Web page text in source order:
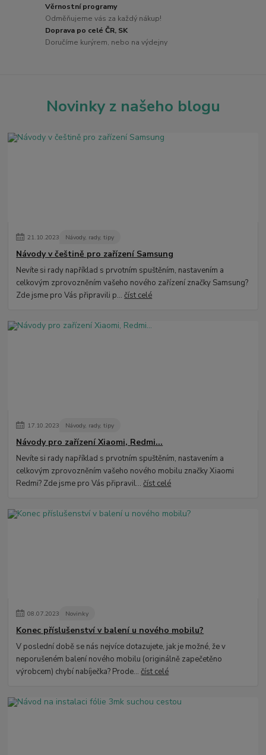
Věrnostní programy
Odměňujeme vás za každý nákup!
Doprava po celé ČR, SK
Doručíme kurýrem, nebo na výdejny
Novinky z našeho blogu
21.10.2023 Návody, rady, tipy
Návody v češtině pro zařízení Samsung
Nevíte si rady například s prvotním spuštěním, nastavením a
celkovým zprovozněním vašeho nového zařízení značky Samsung?
Zde jsme pro Vás připravili p...číst celé
17.10.2023 Návody, rady, tipy
Návody pro zařízení Xiaomi, Redmi...
Nevíte si rady například s prvotním spuštěním, nastavením a
celkovým zprovozněním vašeho nového mobilu značky Xiaomi
Redmi? Zde jsme pro Vás připravil...číst celé
08.07.2023 Novinky
Konec příslušenství v balení u nového mobilu?
V poslední době se nás nejvíce dotazujete, jak je možné, že v
neporušeném balení nového mobilu (originálně zapečetěno
výrobcem) chybí nabíječka? Prode...číst celé